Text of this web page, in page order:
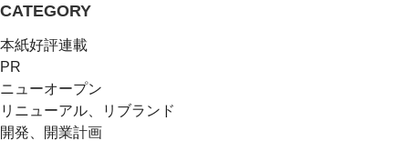
CATEGORY
本紙好評連載
PR
ニューオープン
リニューアル、リブランド
開発、開業計画